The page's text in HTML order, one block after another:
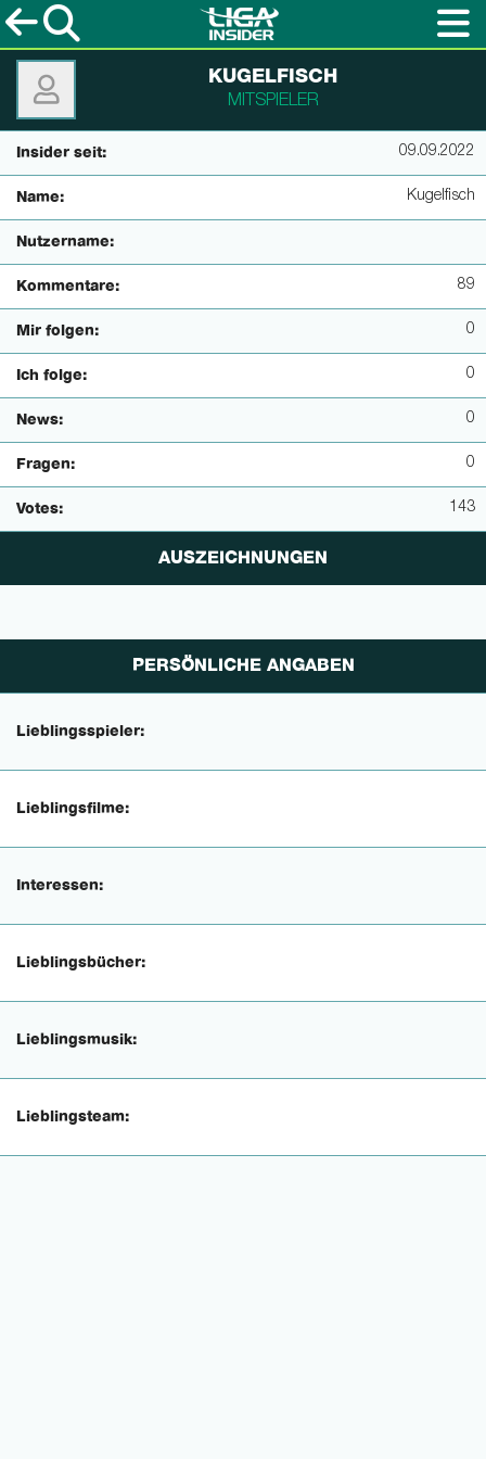
KUGELFISCH
MITSPIELER
Insider seit: 09.09.2022
Name: Kugelfisch
Nutzername:
Kommentare: 89
Mir folgen: 0
Ich folge: 0
News: 0
Fragen: 0
Votes: 143
AUSZEICHNUNGEN
PERSÖNLICHE ANGABEN
Lieblingsspieler:
Lieblingsfilme:
Interessen:
Lieblingsbücher:
Lieblingsmusik:
Lieblingsteam: